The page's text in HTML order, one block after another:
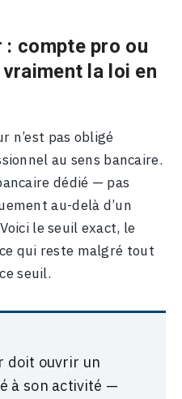
compte pro ou
la loi en
n’est pas obligé
au sens bancaire.
dédié — pas
au-delà d’un
le seuil exact, le
qui reste malgré tout
seuil.
doit ouvrir un
à son activité —